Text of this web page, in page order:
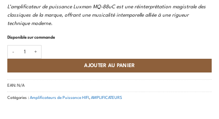
L’amplificateur de puissance Luxman MQ-88uC est une réinterprétation magistrale des
classiques de la marque, offrant une musicalité intemporelle alliée à une rigueur
technique moderne.
Disponible sur commande
AJOUTER AU PANIER
EAN: N/A
Catégories : Amplificateurs de Puissance HIFI , AMPLIFICATEURS